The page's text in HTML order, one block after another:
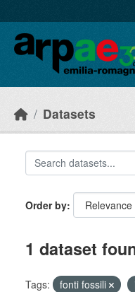
Datasets
Order by
1 dataset
Tags: fonti fossili